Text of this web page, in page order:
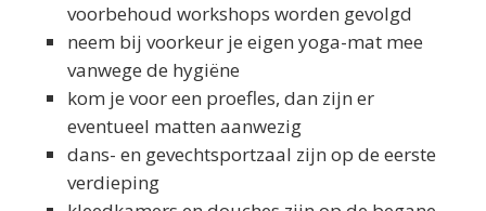
voorbehoud workshops worden gevolgd
neem bij voorkeur je eigen yoga-mat mee
vanwege de hygiëne
kom je voor een proefles, dan zijn er
eventueel matten aanwezig
dans- en gevechtsportzaal zijn op de eerste
verdieping